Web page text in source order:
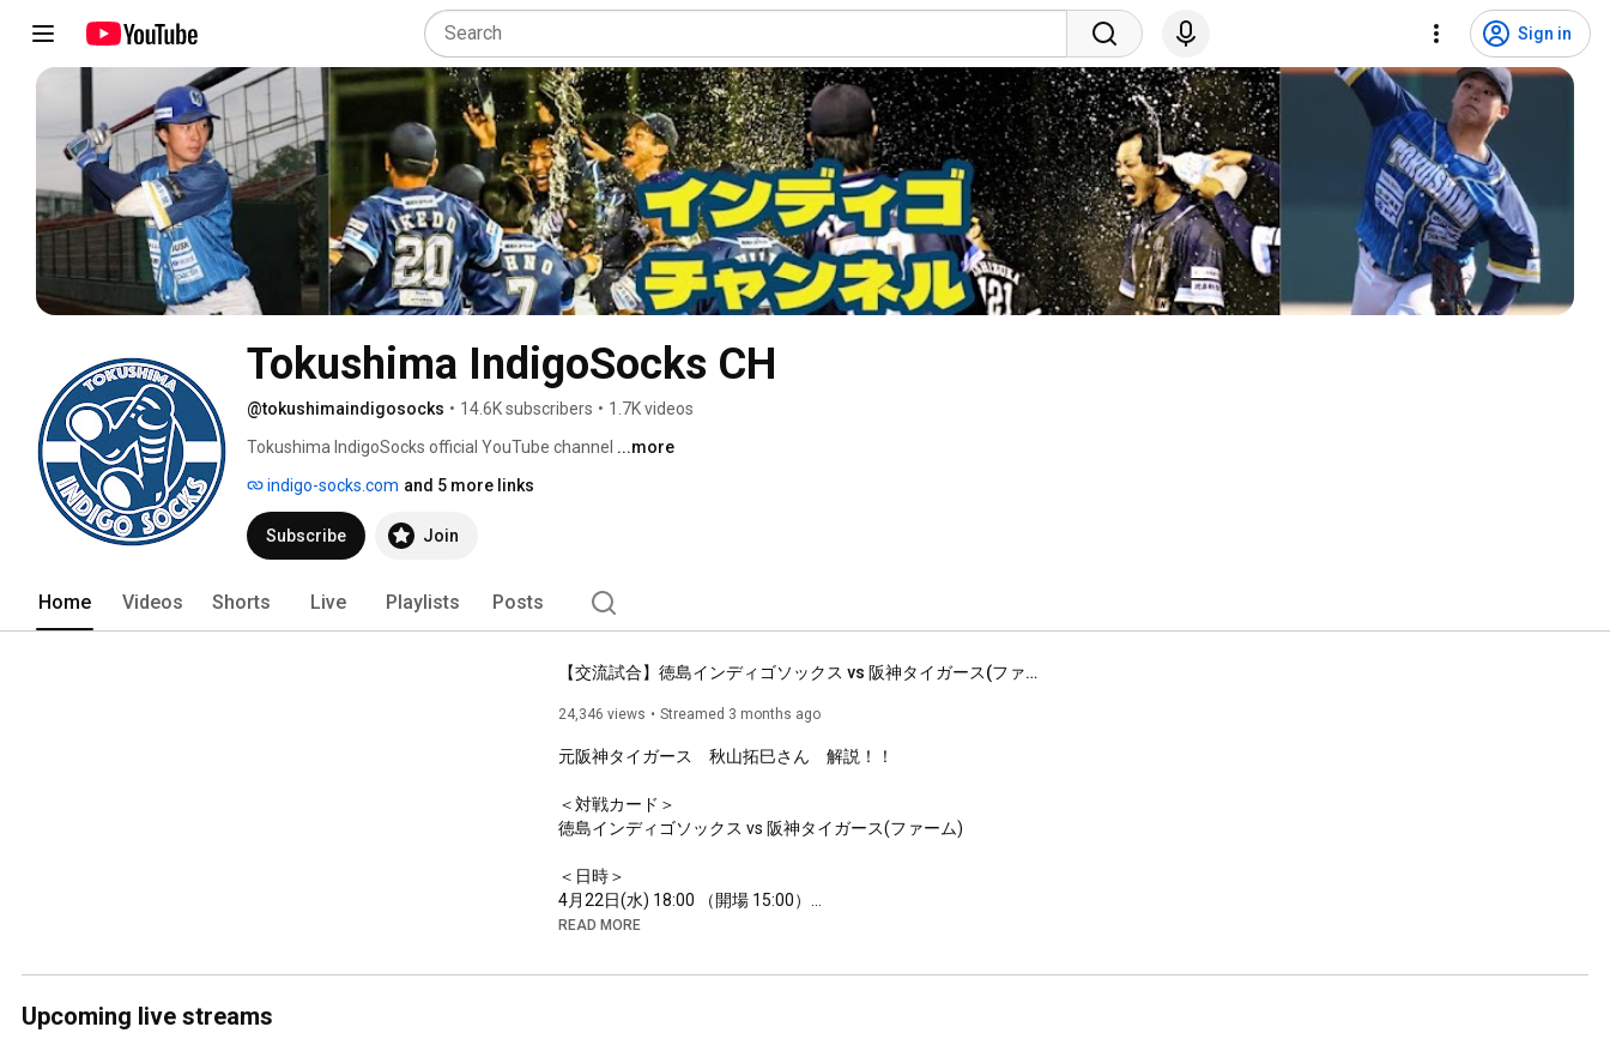
Sign in
Tokushima IndigoSocks CH
@tokushimaindigosocks • 14.6K subscribers • 1.7K videos
Tokushima IndigoSocks official YouTube channel ...more
indigo-socks.com and 5 more links
Subscribe Join
Home Videos Shorts Live Playlists Posts
【交流試合】徳島インディゴソックス vs 阪神タイガース(ファーム) 2026.4.22
24,346 views Streamed 3 months ago
元阪神タイガース　秋山拓巳さん　解説！！
＜対戦カード＞
徳島インディゴソックス vs 阪神タイガース(ファーム)
＜日時＞
4月22日(水) 18:00 （開場 15:00）
むつみスタジアム（徳島県徳島市庄町1丁目76-2）
READ MORE
Upcoming live streams